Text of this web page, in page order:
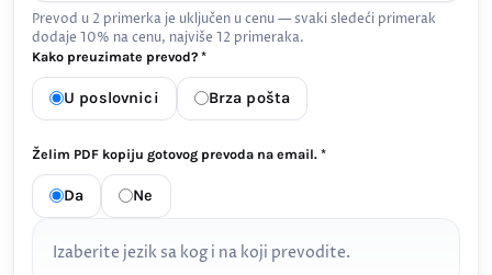
Prevod u 2 primerka je uključen u cenu — svaki sledeći primerak
dodaje 10% na cenu, najviše 12 primeraka.
Kako preuzimate prevod? *
U poslovnici Brza pošta
Želim PDF kopiju gotovog prevoda na email. *
Da Ne
Izaberite jezik sa kog i na koji prevodite.